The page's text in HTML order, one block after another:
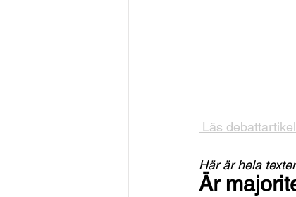
Läs
Här är hela
Är